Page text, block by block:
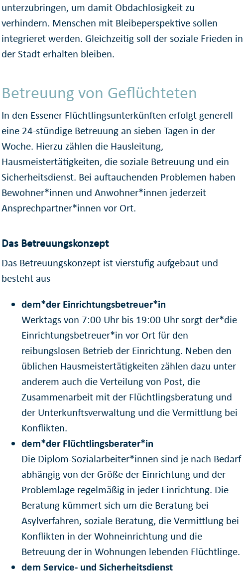
unterzubringen, um damit Obdachlosigkeit zu
verhindern. Menschen mit Bleibeperspektive sollen
integrieret werden. Gleichzeitig soll der soziale Frieden in
der Stadt erhalten bleiben.
Betreuung von Geflüchteten
In den Essener Flüchtlingsunterkünften erfolgt generell
eine 24-stündige Betreuung an sieben Tagen in der
Woche. Hierzu zählen die Hausleitung,
Hausmeistertätigkeiten, die soziale Betreuung und ein
Sicherheitsdienst. Bei auftauchenden Problemen haben
Bewohner*innen und Anwohner*innen jederzeit
Ansprechpartner*innen vor Ort.
Das Betreuungskonzept
Das Betreuungskonzept ist vierstufig aufgebaut und
besteht aus
dem*der Einrichtungsbetreuer*in
Werktags von 7:00 Uhr bis 19:00 Uhr sorgt der*die
Einrichtungsbetreuer*in vor Ort für den
reibungslosen Betrieb der Einrichtung. Neben den
üblichen Hausmeistertätigkeiten zählen dazu unter
anderem auch die Verteilung von Post, die
Zusammenarbeit mit der Flüchtlingsberatung und
der Unterkunftsverwaltung und die Vermittlung bei
Konflikten.
dem*der Flüchtlingsberater*in
Die Diplom-Sozialarbeiter*innen sind je nach Bedarf
abhängig von der Größe der Einrichtung und der
Problemlage regelmäßig in jeder Einrichtung. Die
Beratung kümmert sich um die Beratung bei
Asylverfahren, soziale Beratung, die Vermittlung bei
Konflikten in der Wohneinrichtung und die
Betreuung der in Wohnungen lebenden Flüchtlinge.
dem Service- und Sicherheitsdienst